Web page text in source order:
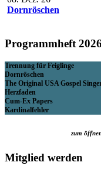
Dornröschen
Programmheft
Trennung für Feiglinge
Dornröschen
The Original USA Gospel
Herzfaden
Cum-Ex Papers
Kardinalfehler
zum
Mitglied werden